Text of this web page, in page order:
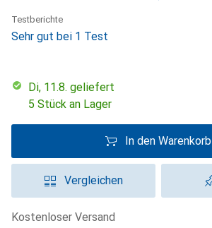
Testberichte
Sehr gut bei 1 Test
Di, 11.8. geliefert
5 Stück an Lager
In den Warenkorb
Vergleichen
kostenloser Versand